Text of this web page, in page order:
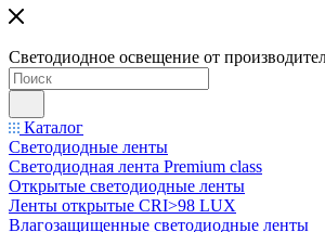
Светодиодное освещение от
Каталог
Светодиодные ленты
Светодиодная лента Premium class
Открытые светодиодные ленты
Ленты открытые CRI>98 LUX
Влагозащищенные светодиодные ленты